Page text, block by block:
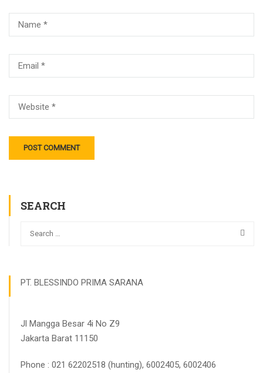
SEARCH
PT. BLESSINDO PRIMA SARANA
Jl Mangga Besar 4i No Z9
Jakarta Barat 11150
Phone : 021 62202518 (hunting), 6002405, 6002406